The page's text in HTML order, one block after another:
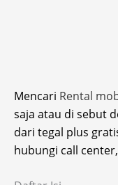
Mencari Rental
saja atau di sebut
dari tegal plus
hubungi call